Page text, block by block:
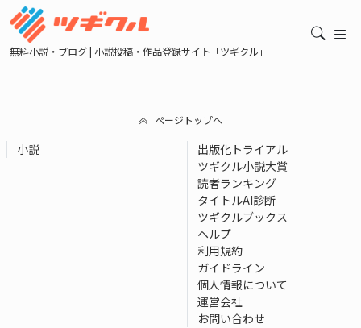
無料小説・ブログ | 小説投稿・作品登録サイト「ツギクル」
ページトップへ
小説
出版化トライアル
ツギクル小説大賞
読者ランキング
タイトルAI診断
ツギクルブックス
ヘルプ
利用規約
ガイドライン
個人情報について
運営会社
お問い合わせ